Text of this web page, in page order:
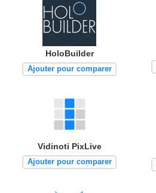
HoloBuilder
Ajouter pour comparer
Vidinoti PixLive
Ajouter pour comparer